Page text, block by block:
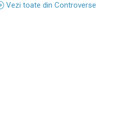
Vezi toate din Controverse